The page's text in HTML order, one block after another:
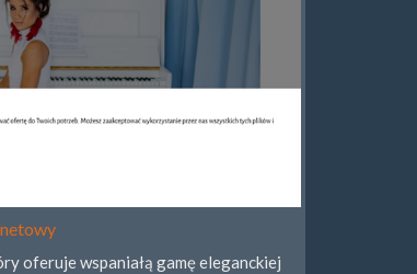
oferuje wspaniałą gamę eleganckiej